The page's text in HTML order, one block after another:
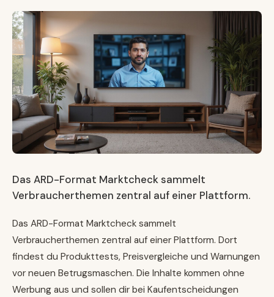
Das ARD-Format Marktcheck sammelt
Verbraucherthemen zentral auf einer Plattform.
Das ARD-Format Marktcheck sammelt
Verbraucherthemen zentral auf einer Plattform. Dort
findest du Produkttests, Preisvergleiche und Warnungen
vor neuen Betrugsmaschen. Die Inhalte kommen ohne
Werbung aus und sollen dir bei Kaufentscheidungen